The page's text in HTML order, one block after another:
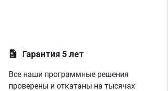
Гарантия 5 лет
Все наши программные решения
проверены и откатаны на тысячах